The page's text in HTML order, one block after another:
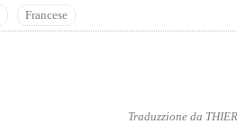
Francese
Traduzzione da